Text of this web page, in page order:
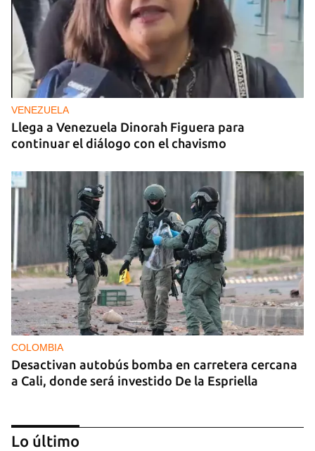
VENEZUELA
Llega a Venezuela Dinorah Figuera para
continuar el diálogo con el chavismo
COLOMBIA
Desactivan autobús bomba en carretera cercana
a Cali, donde será investido De la Espriella
Lo último